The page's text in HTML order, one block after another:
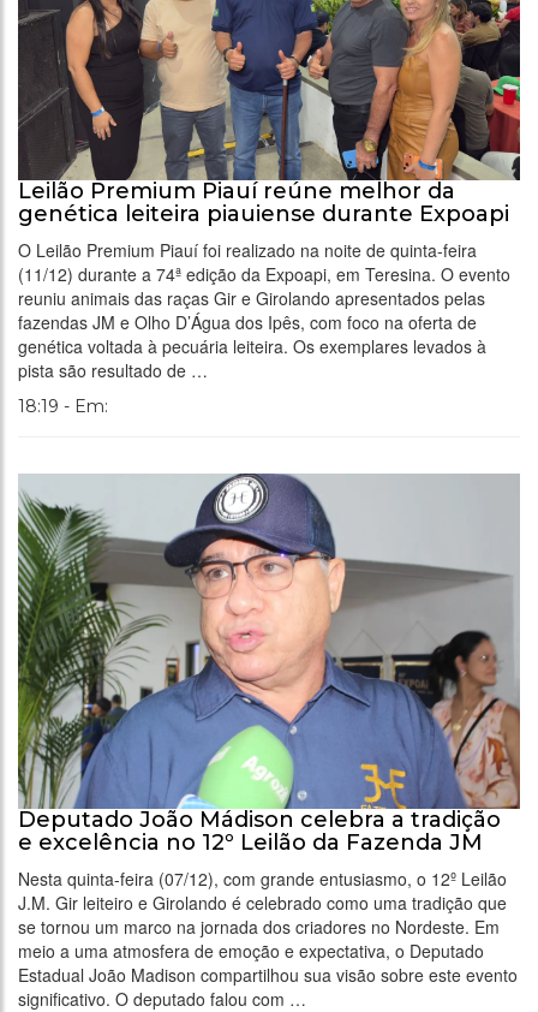
Leilão Premium Piauí reúne melhor da
genética leiteira piauiense durante Expoapi
O Leilão Premium Piauí foi realizado na noite de quinta-feira
(11/12) durante a 74ª edição da Expoapi, em Teresina. O evento
reuniu animais das raças Gir e Girolando apresentados pelas
fazendas JM e Olho D’Água dos Ipês, com foco na oferta de
genética voltada à pecuária leiteira. Os exemplares levados à
pista são resultado de …
18:19 - Em:
Deputado João Mádison celebra a tradição
e excelência no 12º Leilão da Fazenda JM
Nesta quinta-feira (07/12), com grande entusiasmo, o 12º Leilão
J.M. Gir leiteiro e Girolando é celebrado como uma tradição que
se tornou um marco na jornada dos criadores no Nordeste. Em
meio a uma atmosfera de emoção e expectativa, o Deputado
Estadual João Madison compartilhou sua visão sobre este evento
significativo. O deputado falou com …